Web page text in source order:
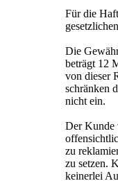
Für die
Die
beträgt 12
von dieser
schränken
nicht ein.
Der Kunde
zu
zu setzen.
keinerlei